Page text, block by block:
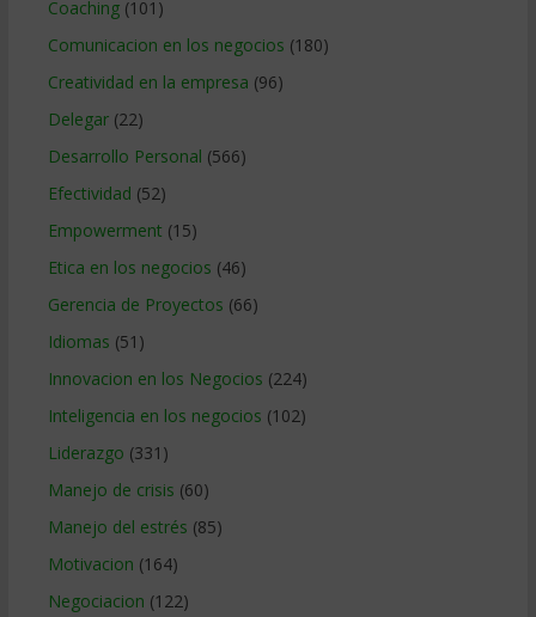
Coaching(101)
Comunicacion en los negocios (180)
Creatividad en la empresa (96)
Delegar(22)
Desarrollo Personal (566)
Efectividad (52)
Empowerment (15)
Etica en los negocios (46)
Gerencia de Proyectos (66)
Idiomas (51)
Innovacion en los Negocios (224)
Inteligencia en los negocios (102)
Liderazgo (331)
Manejo de crisis (60)
Manejo del estrés (85)
Motivacion (164)
Negociacion (122)